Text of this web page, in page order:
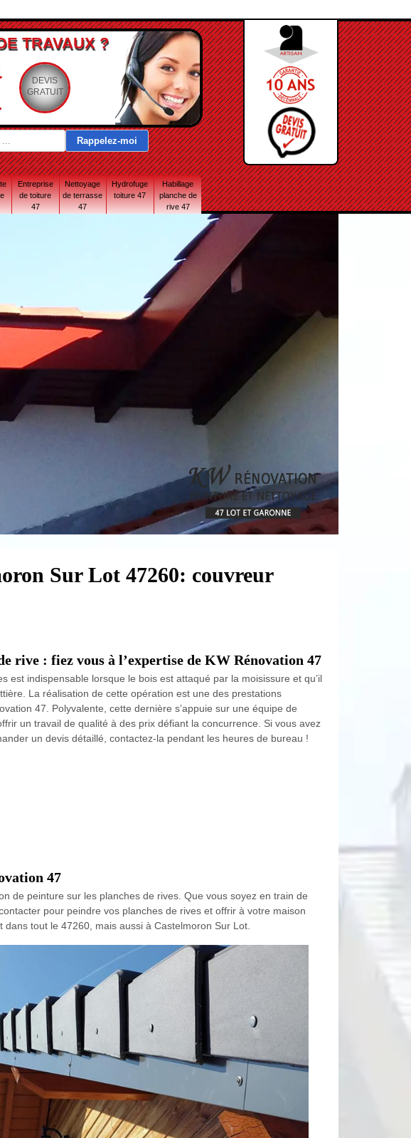
TRAVAUX ?
DEVIS
GRATUIT
Entreprise
de toiture
47
Nettoyage
de terrasse
47
Hydrofuge
toiture 47
Habillage
planche de
rive 47
Sur Lot 47260: couvreur
rive : fiez vous à l’expertise de KW Rénovation 47
est indispensable lorsque le bois est attaqué par la moisissure et qu’il
La réalisation de cette opération est une des prestations
47. Polyvalente, cette dernière s’appuie sur une équipe de
un travail de qualité à des prix défiant la concurrence. Si vous avez
un devis détaillé, contactez-la pendant les heures de bureau !
47
de peinture sur les planches de rives. Que vous soyez en train de
pour peindre vos planches de rives et offrir à votre maison
tout le 47260, mais aussi à Castelmoron Sur Lot.